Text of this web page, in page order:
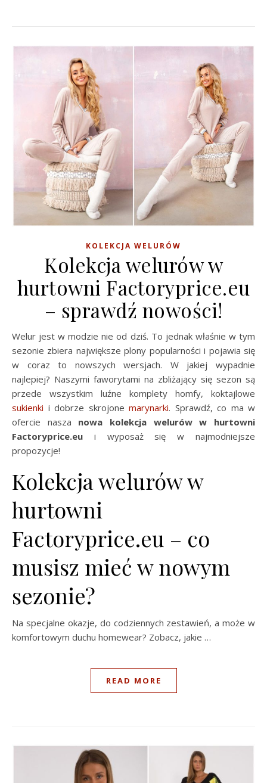
KOLEKCJA WELURÓW
Kolekcja welurów w
hurtowni Factoryprice.eu
– sprawdź nowości!
Welur jest w modzie nie od dziś. To jednak właśnie w tym
sezonie zbiera największe plony popularności i pojawia się
w coraz to nowszych wersjach. W jakiej wypadnie
najlepiej? Naszymi faworytami na zbliżający się sezon są
przede wszystkim luźne komplety homfy, koktajlowe
sukienki i dobrze skrojone marynarki. Sprawdź, co ma w
ofercie nasza nowa kolekcja welurów w hurtowni
Factoryprice.eu i wyposaż się w najmodniejsze
propozycje!
Kolekcja welurów w
hurtowni
Factoryprice.eu – co
musisz mieć w nowym
sezonie?
Na specjalne okazje, do codziennych zestawień, a może w
komfortowym duchu homewear? Zobacz, jakie …
READ MORE